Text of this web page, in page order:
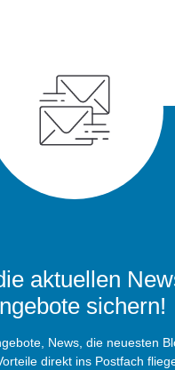
aktuellen
sichern!
News, die neuesten
direkt ins Postfach